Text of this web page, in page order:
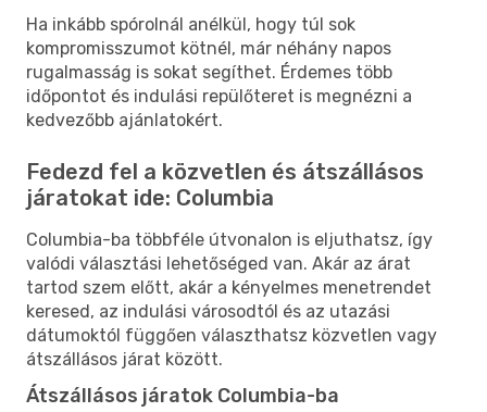
Ha inkább spórolnál anélkül, hogy túl sok
kompromisszumot kötnél, már néhány napos
rugalmasság is sokat segíthet. Érdemes több
időpontot és indulási repülőteret is megnézni a
kedvezőbb ajánlatokért.
Fedezd fel a közvetlen és átszállásos
járatokat ide: Columbia
Columbia-ba többféle útvonalon is eljuthatsz, így
valódi választási lehetőséged van. Akár az árat
tartod szem előtt, akár a kényelmes menetrendet
keresed, az indulási városodtól és az utazási
dátumoktól függően választhatsz közvetlen vagy
átszállásos járat között.
Átszállásos járatok Columbia-ba